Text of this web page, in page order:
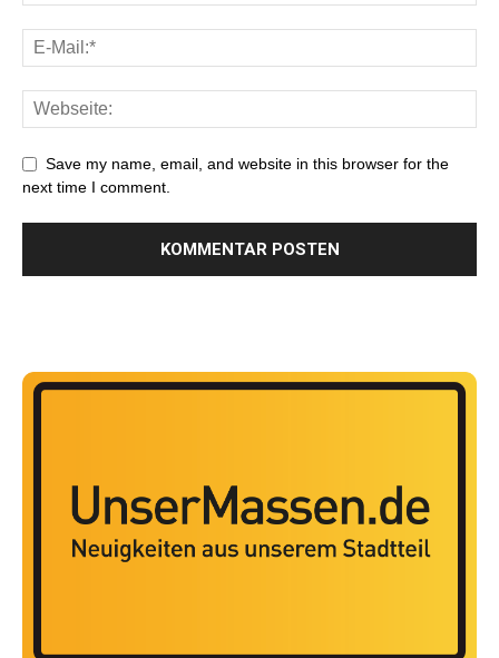
Save my name, email, and website in this browser for the
next time I comment.